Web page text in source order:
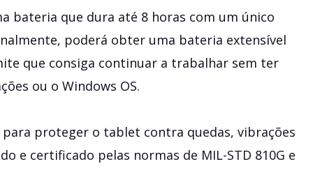
bateria que dura até 8 horas com um único
poderá obter uma bateria extensível
que consiga continuar a trabalhar sem ter
ou o Windows OS.
para proteger o tablet contra quedas, vibrações
e certificado pelas normas de MIL-STD 810G e